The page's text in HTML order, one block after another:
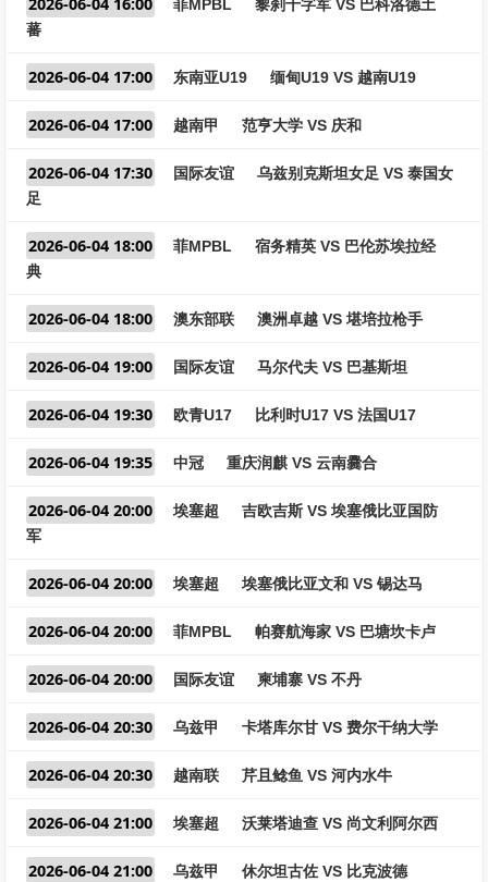
菲MPBL
黎刹十字军 VS 巴科洛德土
蕃
2026-06-04 17:00 东南亚U19 缅甸U19 VS 越南U19
2026-06-04 17:00 越南甲 范亨大学 VS 庆和
2026-06-04 17:30 国际友谊
乌兹别克斯坦女足 VS 泰国女
足
2026-06-04 18:00 菲MPBL
宿务精英 VS 巴伦苏埃拉经
典
2026-06-04 18:00 澳东部联 澳洲卓越 VS 堪培拉枪手
2026-06-04 19:00 国际友谊 马尔代夫 VS 巴基斯坦
2026-06-04 19:30 欧青U17 比利时U17 VS 法国U17
2026-06-04 19:35 中冠 重庆润麒 VS 云南爨合
2026-06-04 20:00 埃塞超
吉欧吉斯 VS 埃塞俄比亚国防
军
2026-06-04 20:00 埃塞超 埃塞俄比亚文和 VS 锡达马
2026-06-04 20:00 菲MPBL 帕赛航海家 VS 巴塘坎卡卢
2026-06-04 20:00 国际友谊 柬埔寨 VS 不丹
2026-06-04 20:30 乌兹甲 卡塔库尔甘 VS 费尔干纳大学
2026-06-04 20:30 越南联 芹且鲶鱼 VS 河内水牛
2026-06-04 21:00 埃塞超 沃莱塔迪查 VS 尚文利阿尔西
2026-06-04 21:00 乌兹甲 休尔坦古佐 VS 比克波德